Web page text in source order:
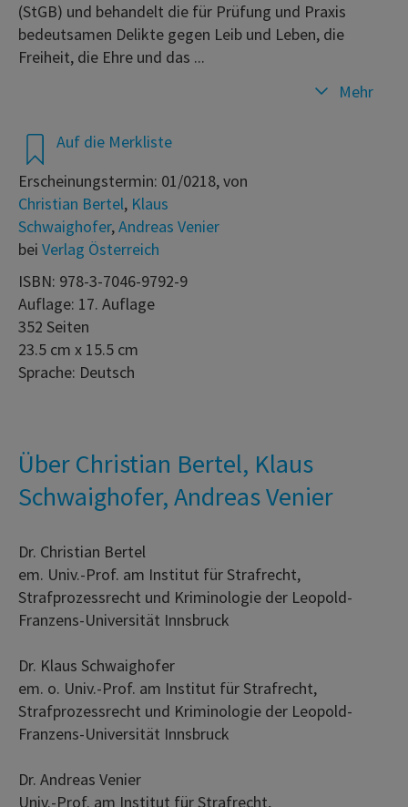
Auf die Merkliste
Erscheinungstermin: 01/0218, von
Christian Bertel, Klaus
Schwaighofer,Andreas Venier
bei Verlag Österreich
ISBN: 978-3-7046-9792-9
Auflage: 17. Auflage
352 Seiten
23.5 cm x 15.5 cm
Sprache: Deutsch
(StGB) und behandelt die für Prüfung und Praxis
bedeutsamen Delikte gegen Leib und Leben, die
Freiheit, die Ehre und das ...
Mehr
Über Christian Bertel, Klaus
Schwaighofer, Andreas Venier
Dr. Christian Bertel
em. Univ.-Prof. am Institut für Strafrecht,
Strafprozessrecht und Kriminologie der Leopold-
Franzens-Universität Innsbruck
Dr. Klaus Schwaighofer
em. o. Univ.-Prof. am Institut für Strafrecht,
Strafprozessrecht und Kriminologie der Leopold-
Franzens-Universität Innsbruck
Dr. Andreas Venier
Univ.-Prof. am Institut für Strafrecht,